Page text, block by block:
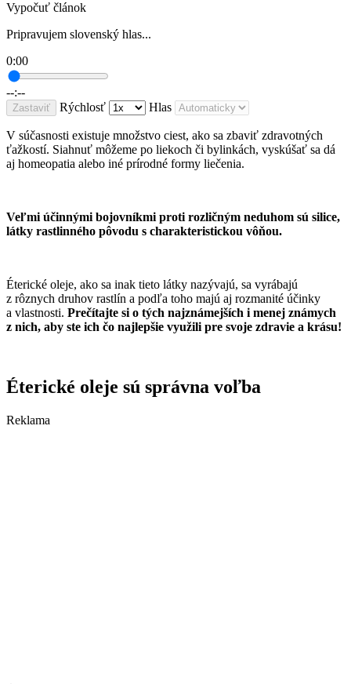
Vypočuť článok
Pripravujem slovenský hlas...
0:00
--:--
Zastaviť Rýchlosť Hlas
V súčasnosti existuje množstvo ciest, ako sa zbaviť zdravotných
ťažkostí. Siahnuť môžeme po liekoch či bylinkách, vyskúšať sa dá
aj homeopatia alebo iné prírodné formy liečenia.
Veľmi účinnými bojovníkmi proti rozličným neduhom sú silice,
látky rastlinného pôvodu s charakteristickou vôňou.
Éterické oleje, ako sa inak tieto látky nazývajú, sa vyrábajú
z rôznych druhov rastlín a podľa toho majú aj rozmanité účinky
a vlastnosti. Prečítajte si o tých najznámejších i menej známych
z nich, aby ste ich čo najlepšie využili pre svoje zdravie a krásu!
Éterické oleje sú správna voľba
Reklama